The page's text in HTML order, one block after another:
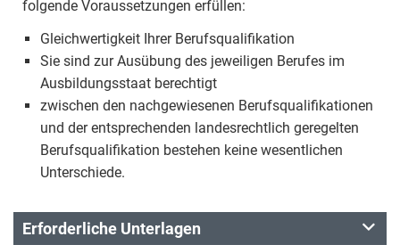
folgende Voraussetzungen erfüllen:
Gleichwertigkeit Ihrer Berufsqualifikation
Sie sind zur Ausübung des jeweiligen Berufes im
Ausbildungsstaat berechtigt
zwischen den nachgewiesenen Berufsqualifikationen
und der entsprechenden landesrechtlich geregelten
Berufsqualifikation bestehen keine wesentlichen
Unterschiede.
Erforderliche Unterlagen